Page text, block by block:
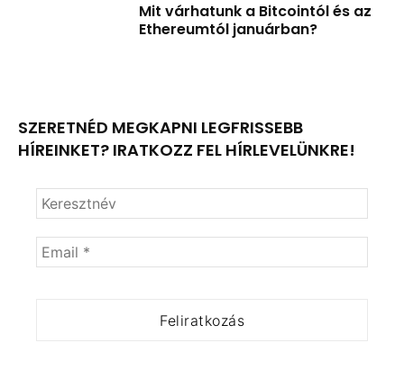
Mit várhatunk a Bitcointól és az
Ethereumtól januárban?
SZERETNÉD MEGKAPNI LEGFRISSEBB
HÍREINKET? IRATKOZZ FEL HÍRLEVELÜNKRE!